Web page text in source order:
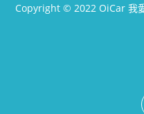
Copyright © 2022 OiCar 我